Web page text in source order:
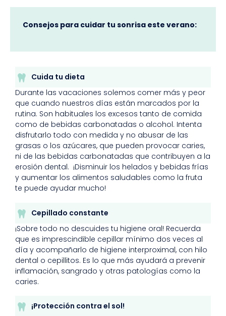
Consejos para cuidar tu sonrisa este verano:
Cuida tu dieta
Durante las vacaciones solemos comer más y peor
que cuando nuestros días están marcados por la
rutina. Son habituales los excesos tanto de comida
como de bebidas carbonatadas o alcohol. Intenta
disfrutarlo todo con medida y no abusar de las
grasas o los azúcares, que pueden provocar caries,
ni de las bebidas carbonatadas que contribuyen a la
erosión dental. ¡Disminuir los helados y bebidas frías
y aumentar los alimentos saludables como la fruta
te puede ayudar mucho!
Cepillado constante
¡Sobre todo no descuides tu higiene oral! Recuerda
que es imprescindible cepillar mínimo dos veces al
día y acompañarlo de higiene interproximal, con hilo
dental o cepillitos. Es lo que más ayudará a prevenir
inflamación, sangrado y otras patologías como la
caries.
¡Protección contra el sol!